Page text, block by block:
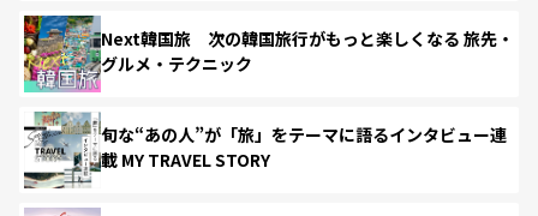
Next韓国旅 次の韓国旅行がもっと楽しくなる 旅先・
グルメ・テクニック
旬な“あの人”が「旅」をテーマに語るインタビュー連
載 MY TRAVEL STORY